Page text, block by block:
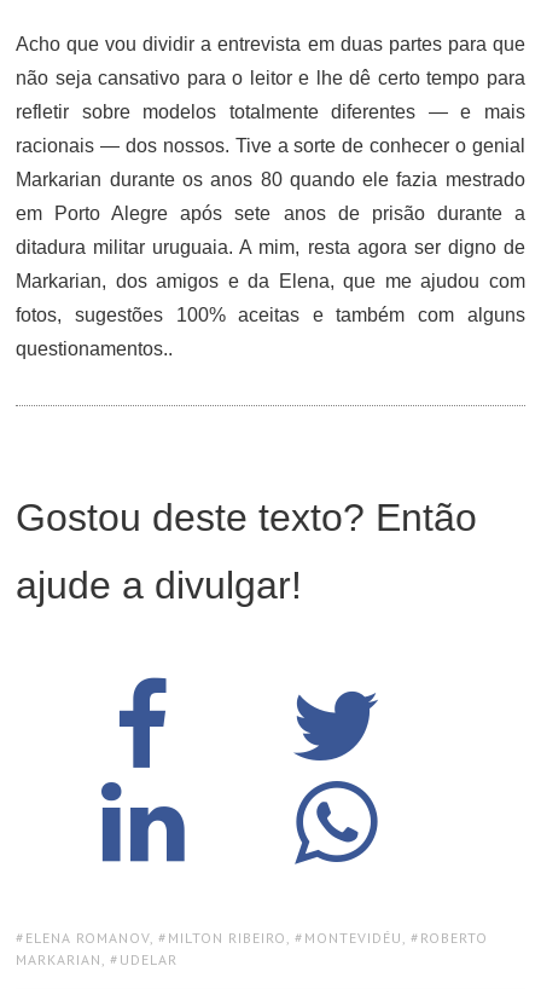
Acho que vou dividir a entrevista em duas partes para que
não seja cansativo para o leitor e lhe dê certo tempo para
refletir sobre modelos totalmente diferentes — e mais
racionais — dos nossos. Tive a sorte de conhecer o genial
Markarian durante os anos 80 quando ele fazia mestrado
em Porto Alegre após sete anos de prisão durante a
ditadura militar uruguaia. A mim, resta agora ser digno de
Markarian, dos amigos e da Elena, que me ajudou com
fotos, sugestões 100% aceitas e também com alguns
questionamentos..
Gostou deste texto? Então
ajude a divulgar!
TAGS:
ELENA ROMANOV, MILTON RIBEIRO , MONTEVIDÉU , ROBERTO
MARKARIAN , UDELAR